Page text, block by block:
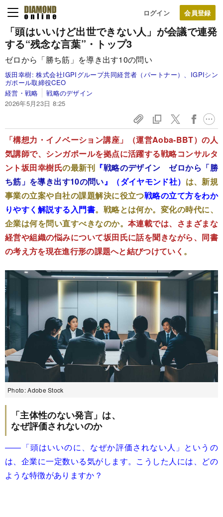
ログイン
「頭はいいけど出世できない人」が会議で連発
する“残念な言葉”・トップ3
ゼロから「勝ち筋」を導き出す10の問い
坂田幸樹:株式会社IGPIグループ共同経営者（パートナー）、IGPIシン
ガポール取締役CEO
経営・戦略
戦略のデザイン
2026年5月23日 8:25
「構想力・イノベーション講座」（運営Aoba-BBT）の人
気講師で、シンガポールを拠点に活躍する戦略コンサルタ
ント坂田幸樹氏の最新刊 『戦略のデザイン ゼロから「勝
ち筋」を導き出す10の問い』（ダイヤモンド社） は、新規
事業の立案や自社の課題解決に役立つ戦略の立て方をわか
りやすく解説する入門書。戦略とは何か。変化の時代に、
企業は何を問い直すべきなのか。 本連載では、さまざまな
経営や組織の悩みについて坂田氏に話を聞きながら、同書
の考え方を現在進行形の課題へと結びつけていく 。
Photo: Adobe Stock
「主体性のない発言」は、
なぜ評価されないのか
――「頭はいいのに、なぜか評価されない人」というの
は、企業に一定数いる気がします。こうした人には、どの
ような特徴がありますか？